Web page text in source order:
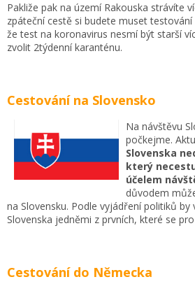
Pakliže pak na území Rakouska strávíte
zpáteční cestě si budete muset
že test na koronavirus nesmí být starší
zvolit 2týdenní karanténu.
Cestování na Slovensko
Na návštěvu
počkejme.
Slovenska
který
účelem
důvodem
na Slovensku. Podle vyjádření politiků by
Slovenska jedněmi z prvních, které se
Cestování do Německa